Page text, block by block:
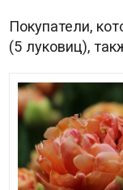
Покупатели,
(5 луковиц),